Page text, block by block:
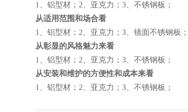
1、铝型材；2、亚克力；3、不锈钢板；
从适用范围和场合看
1、铝型材；2、亚克力；3、镜面不锈钢板；
从彰显的风格魅力来看
1、铝型材；2、亚克力；3、不锈钢板；
从安装和维护的方便性和成本来看
1、铝型材；2、亚克力；3、不锈钢板；